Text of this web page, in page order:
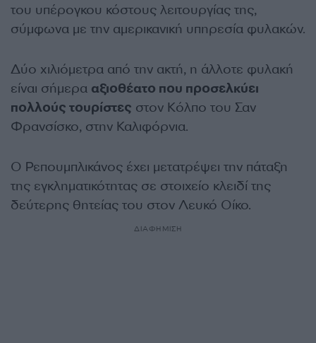
του υπέρογκου κόστους λειτουργίας της,
σύμφωνα με την αμερικανική υπηρεσία φυλακών.
Δύο χιλιόμετρα από την ακτή, η άλλοτε φυλακή
είναι σήμερα αξιοθέατο που προσελκύει
πολλούς τουρίστες στον Κόλπο του Σαν
Φρανσίσκο, στην Καλιφόρνια.
Ο Ρεπουμπλικάνος έχει μετατρέψει την πάταξη
της εγκληματικότητας σε στοιχείο κλειδί της
δεύτερης θητείας του στον Λευκό Οίκο.
ΔΙΑΦΗΜΙΣΗ